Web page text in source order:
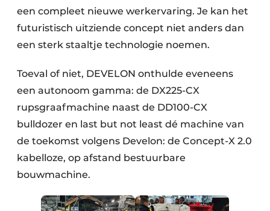
een compleet nieuwe werkervaring. Je kan het
futuristisch uitziende concept niet anders dan
een sterk staaltje technologie noemen.
Toeval of niet, DEVELON onthulde eveneens
een autonoom gamma: de DX225-CX
rupsgraafmachine naast de DD100-CX
bulldozer en last but not least dé machine van
de toekomst volgens Develon: de Concept-X 2.0
kabelloze, op afstand bestuurbare
bouwmachine.